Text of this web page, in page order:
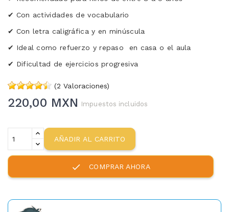
✔ Con actividades de vocabulario
✔ Con letra caligráfica y en minúscula
✔ Ideal como refuerzo y repaso
en casa o el aula
✔ Dificultad de ejercicios progresiva
(2 Valoraciones)
220,00 MXN Impuestos incluidos
AÑADIR AL CARRITO
check COMPRAR AHORA